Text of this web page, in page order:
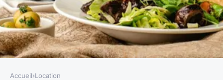
Accueil›Location